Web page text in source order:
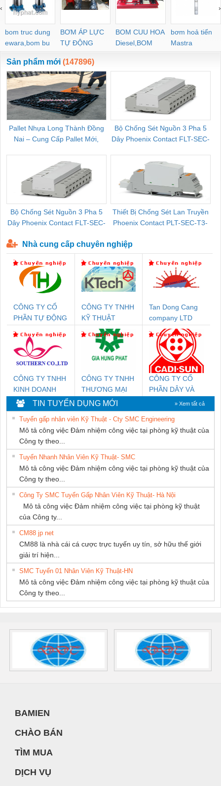
bom truc dung
ewara,bom bu
ewara
BƠM ÁP LỰC
TỰ ĐỘNG
BOM CUU HOA
Diesel,BOM
CHUA CHAY
bơm hoả tiển
Mastra
‹ ›
Sản phẩm mới (147896)
Pallet Nhựa Long Thành Đồng
Nai – Cung Cấp Pallet Mới,
Bộ Chống Sét Nguồn 3 Pha 5
Dây Phoenix Contact FLT-SEC-
Bộ Chống Sét Nguồn 3 Pha 5
Dây Phoenix Contact FLT-SEC-
Thiết Bị Chống Sét Lan Truyền
Phoenix Contact PLT-SEC-T3-
Nhà cung cấp chuyên nghiệp
CÔNG TY CỔ
PHẦN TỰ ĐỘNG
CÔNG TY TNHH
KỸ THUẬT
KTECH VIỆT
NAM
Tan Dong Cang
company LTD
CÔNG TY TNHH
KINH DOANH
DỊCH VỤ XNK
PHƯƠNG NAM
CÔNG TY TNHH
THƯƠNG MẠI
DỊCH VỤ KỸ
THUẬT ĐIỆN CƠ
GIA HƯNG
PHÁT
CÔNG TY CỔ
PHẦN DÂY VÀ
CÁP ĐIỆN
THƯỢNG ĐÌNH
TIN TUYỂN DỤNG MỚI » Xem tất cả
Tuyển gấp nhân viên Kỹ Thuật - Cty SMC Engineering
Mô tả công việc Đảm nhiệm công việc tại phòng kỹ thuật của
Công ty theo...
Tuyển Nhanh Nhân Viên Kỹ Thuật- SMC
Mô tả công việc Đảm nhiệm công việc tại phòng kỹ thuật của
Công ty theo...
Công Ty SMC Tuyển Gấp Nhân Viên Kỹ Thuật- Hà Nội
Mô tả công việc Đảm nhiệm công việc tại phòng kỹ thuật
của Công ty...
CM88 jp net
CM88 là nhà cái cá cược trực tuyến uy tín, sở hữu thế giới
giải trí hiện...
SMC Tuyển 01 Nhân Viên Kỹ Thuật-HN
Mô tả công việc Đảm nhiệm công việc tại phòng kỹ thuật của
Công ty theo...
BAMIEN
CHÀO BÁN
TÌM MUA
DỊCH VỤ